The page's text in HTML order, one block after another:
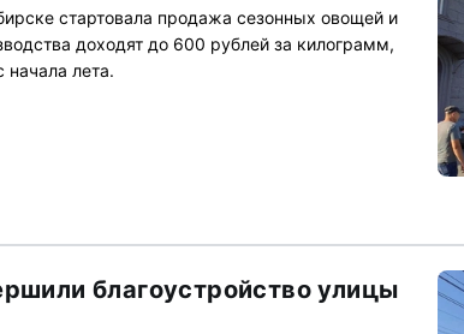
стартовала продажа сезонных овощей и
доходят до 600 рублей за килограмм,
лета.
благоустройство улицы